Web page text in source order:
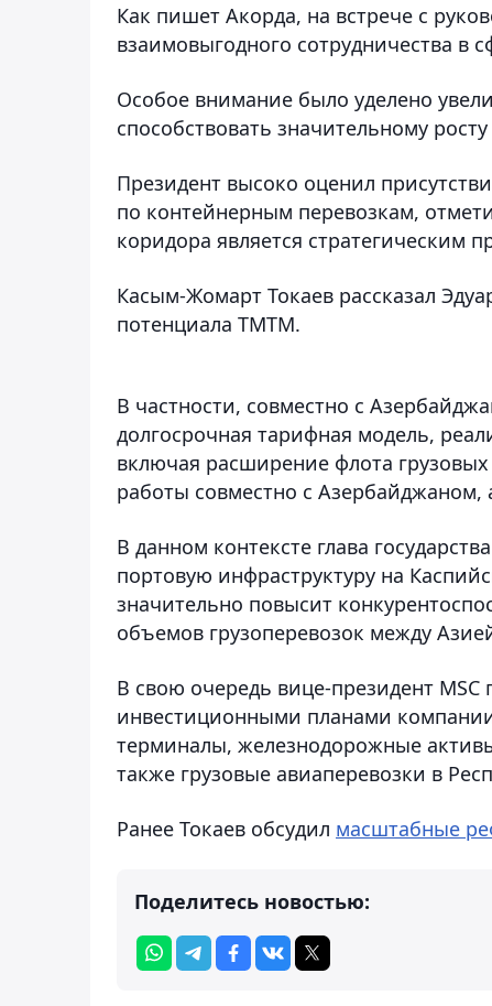
Как пишет Акорда, на встрече с
взаимовыгодного сотрудничества в
Особое внимание было уделено
способствовать значительному
Президент высоко оценил
по контейнерным перевозкам,
коридора является стратегическим
Касым-Жомарт Токаев рассказал
потенциала ТМТМ.
В частности, совместно с
долгосрочная тарифная модель,
включая расширение флота
работы совместно с
В данном контексте глава
портовую инфраструктуру на
значительно повысит
объемов грузоперевозок между
В свою очередь вице-президент
инвестиционными планами
терминалы, железнодорожные
также грузовые авиаперевозки в
Ранее Токаев обсудил масштабные
Поделитесь новостью: